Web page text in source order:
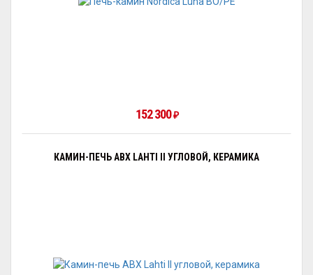
152 300₽
КАМИН-ПЕЧЬ ABX LAHTI II УГЛОВОЙ, КЕРАМИКА